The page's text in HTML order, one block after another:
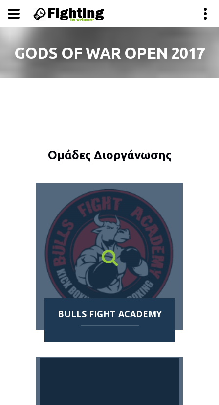
GODS OF WAR OPEN 2017
Ομάδες Διοργάνωσης
BULLS FIGHT ACADEMY